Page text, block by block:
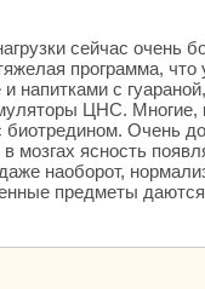
сейчас очень
программа,
напитками с
ЦНС. Многие,
Очень
мозгах ясность
наоборот,
предметы даются